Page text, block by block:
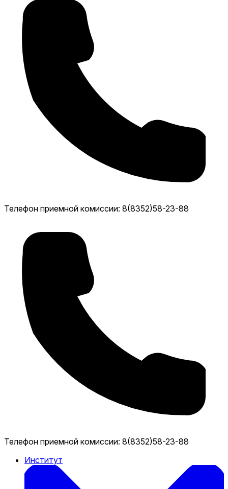
Телефон приемной комиссии: 8(8352)58-23-88
Телефон приемной комиссии: 8(8352)58-23-88
Институт